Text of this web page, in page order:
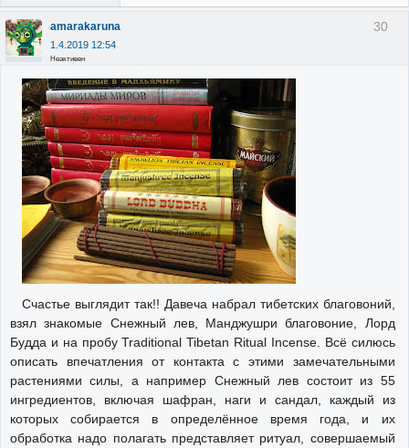
30
amarakaruna
1.4.2019 12:54
Неактивен
Счастье выглядит так!! Давеча набрал тибетских благовоний,
взял знакомые Снежный лев, Манджушри благовоние, Лорд
Будда и на пробу Traditional Tibetan Ritual Incense. Всё силюсь
описать впечатления от контакта с этими замечательными
растениями силы, а например Снежный лев состоит из 55
ингредиентов, включая шафран, наги и сандал, каждый из
которых собирается в определённое время года, и их
обработка надо полагать представляет ритуал, совершаемый